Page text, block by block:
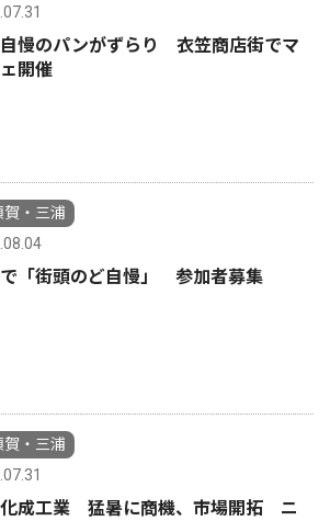
慢のパンがずらり 衣笠商店街でマ
開催
賀・三浦
「街頭のど自慢」 参加者募集
賀・三浦
化成工業 猛暑に商機、市場開拓 ニ